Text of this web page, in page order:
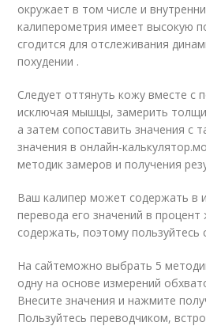
окружает в том числе и
калиперометрия имеет высокую
сгодится для отслеживания
похудении .
Следует оттянуть кожу вместе
исключая мышцы, замерить
а затем сопоставить значения с
значения в онлайн-
методик замеров и получения
Ваш калипер может содержать в
перевода его значений в
содержать, поэтому пользуйтесь
На сайтеможно выбрать 5
одну на основе измерений
Внесите значения и нажмите
Пользуйтесь переводчиком,